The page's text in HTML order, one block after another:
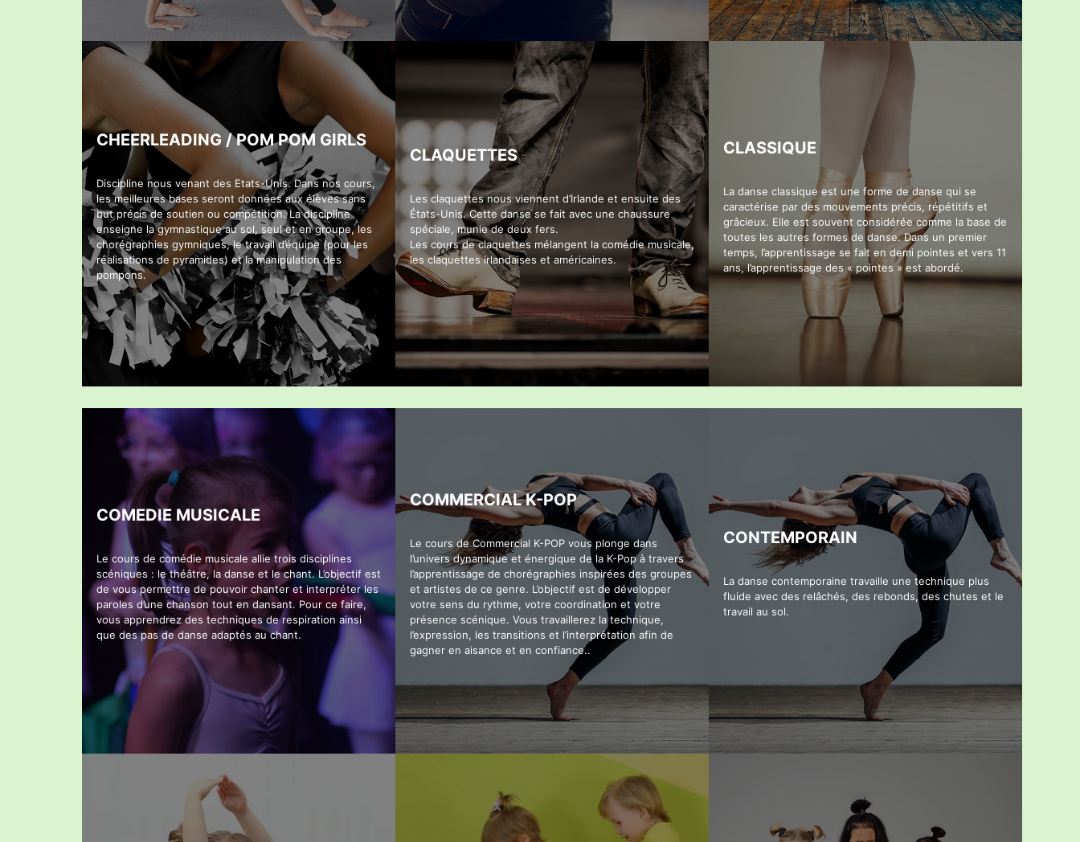
CHEERLEADING / POM POM GIRLS
Discipline nous venant des Etats-Unis. Dans nos cours,
les meilleures bases seront données aux élèves sans
but précis de soutien ou compétition. La discipline
enseigne la gymnastique au sol, seul et en groupe, les
chorégraphies gymniques, le travail d’équipe (pour les
réalisations de pyramides) et la manipulation des
pompons.
CLAQUETTES
Les claquettes nous viennent d’Irlande et ensuite des
États-Unis. Cette danse se fait avec une chaussure
spéciale, munie de deux fers.
Les cours de claquettes mélangent la comédie musicale,
les claquettes irlandaises et américaines.
CLASSIQUE
La danse classique est une forme de danse qui se
caractérise par des mouvements précis, répétitifs et
grâcieux. Elle est souvent considérée comme la base de
toutes les autres formes de danse. Dans un premier
temps, l’apprentissage se fait en demi pointes et vers 11
ans, l’apprentissage des « pointes » est abordé.
COMEDIE MUSICALE
Le cours de comédie musicale allie trois disciplines
scéniques : le théâtre, la danse et le chant. L’objectif est
de vous permettre de pouvoir chanter et interpréter les
paroles d’une chanson tout en dansant. Pour ce faire,
vous apprendrez des techniques de respiration ainsi
que des pas de danse adaptés au chant.
COMMERCIAL K-POP
Le cours de Commercial K-POP vous plonge dans
l’univers dynamique et énergique de la K-Pop à travers
l’apprentissage de chorégraphies inspirées des groupes
et artistes de ce genre. L’objectif est de développer
votre sens du rythme, votre coordination et votre
présence scénique. Vous travaillerez la technique,
l’expression, les transitions et l’interprétation afin de
gagner en aisance et en confiance..
CONTEMPORAIN
La danse contemporaine travaille une technique plus
fluide avec des relâchés, des rebonds, des chutes et le
travail au sol.